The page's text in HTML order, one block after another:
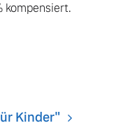
kompensiert.
Kinder"